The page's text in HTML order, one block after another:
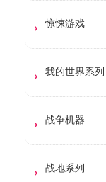
惊悚游戏
我的世界系列
战争机器
战地系列